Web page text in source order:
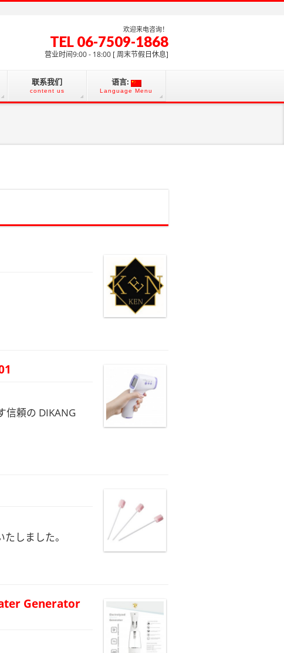
欢迎来电咨询！
TEL 06-7509-1868
营业时间9:00 - 18:00 [ 周末节假日休息]
联系我们
content us
语言:
Language Menu
信頼の DIKANG
しました。
Generator